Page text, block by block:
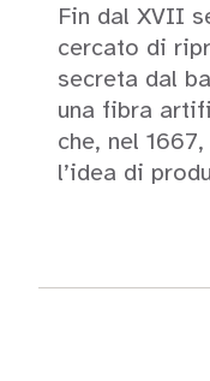
Fin dal XVII
cercato di
secreta dal
una fibra
che, nel
l’idea di